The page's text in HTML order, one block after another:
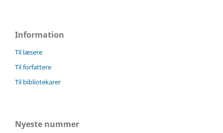
Information
Til læsere
Til forfattere
Til bibliotekarer
Nyeste nummer